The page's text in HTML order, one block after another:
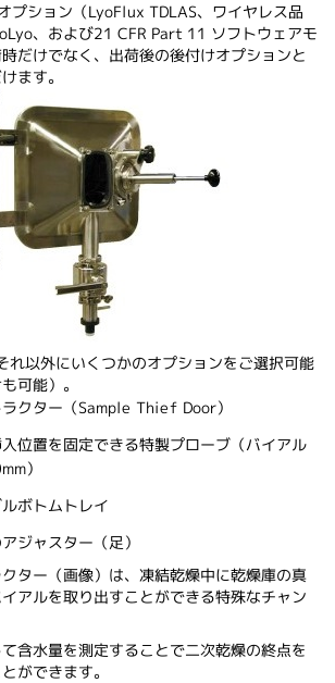
プション（LyoFlux TDLAS、ワイヤレス品
、および21 CFR Part 11 ソフトウェアモ
だけでなく、出荷後の後付けオプションと
ます。
以外にいくつかのオプションをご選択可能
可能）。
クター（Sample Thief Door）
位置を固定できる特製プローブ（バイアル
）
ボトムトレイ
ジャスター（足）
ター（画像）は、凍結乾燥中に乾燥庫の真
アルを取り出すことができる特殊なチャン
含水量を測定することで二次乾燥の終点を
ができます。